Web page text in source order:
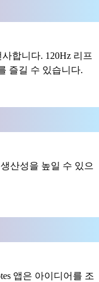
합니다. 120Hz 리프
즐길 수 있습니다.
산성을 높일 수 있으
앱은 아이디어를 조